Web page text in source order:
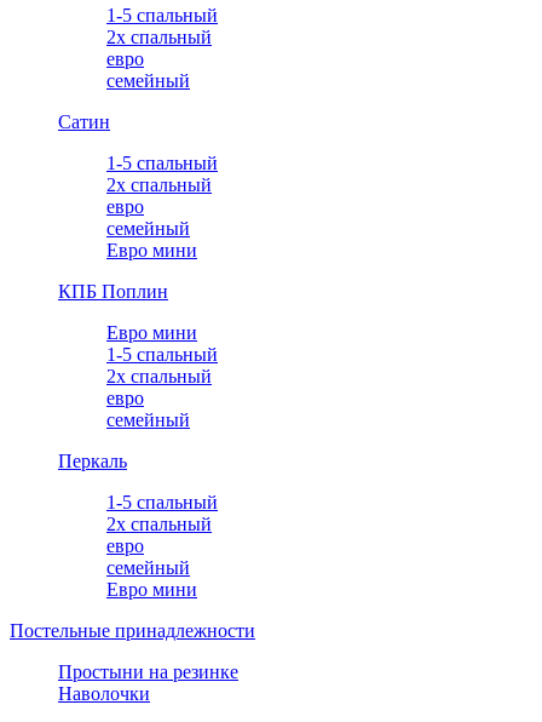
1-5 спальный
2х спальный
евро
семейный
Сатин
1-5 спальный
2х спальный
евро
семейный
Евро мини
КПБ Поплин
Евро мини
1-5 спальный
2х спальный
евро
семейный
Перкаль
1-5 спальный
2х спальный
евро
семейный
Евро мини
Постельные принадлежности
Простыни на резинке
Наволочки